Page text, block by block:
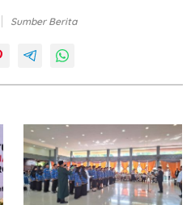
Sumber Berita